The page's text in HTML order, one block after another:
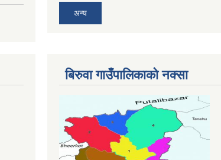
अन्य
बिरुवा गाउँपालिकाको नक्सा